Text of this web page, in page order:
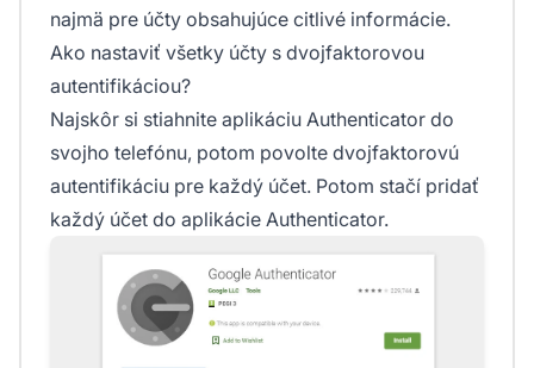
najmä pre účty obsahujúce citlivé informácie.
Ako nastaviť všetky účty s dvojfaktorovou
autentifikáciou?
Najskôr si stiahnite aplikáciu Authenticator do
svojho telefónu, potom povolte dvojfaktorovú
autentifikáciu pre každý účet. Potom stačí pridať
každý účet do aplikácie Authenticator.